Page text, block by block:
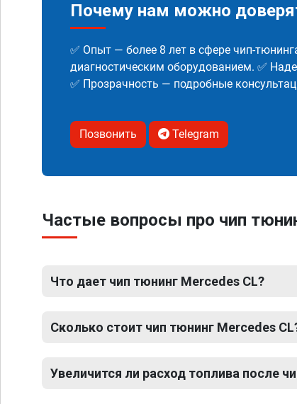
Почему нам можно
✅ Опыт — более 8 лет в сфере чип-
диагностическим оборудованием. ✅
✅ Прозрачность — подробные
Позвонить Telegram
Частые вопросы про чип
Что дает чип тюнинг Mercedes CL?
Сколько стоит чип тюнинг Mercedes
Увеличится ли расход топлива после